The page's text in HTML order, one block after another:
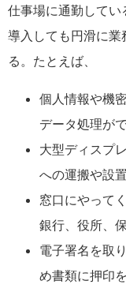
仕事場に通勤して
導入しても円滑に
る。たとえば、
個人情報や機
データ処理が
大型ディスプ
への運搬や設
窓口にやって
銀行、役所、
電子署名を取
め書類に押印